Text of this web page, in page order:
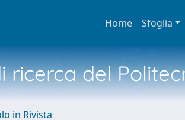
Home Sfoglia
del
in Rivista